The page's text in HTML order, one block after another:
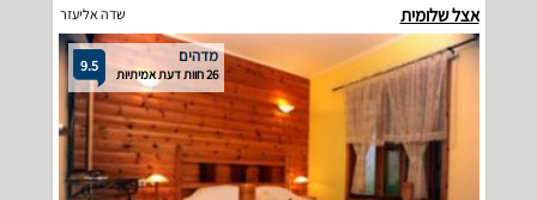
אצל שלומית שדה אליעזר
9.5 מדהים
26 חוות דעת אמיתיות